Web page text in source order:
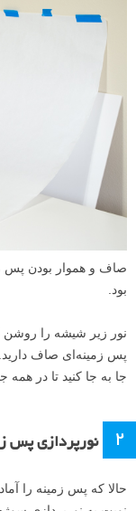
صاف و هموار بودن پس
بود.
پس زمینه‌‌ای صاف
جا به جا کنید تا در
۲ نورپردازی پس
حالا که پس زمینه را